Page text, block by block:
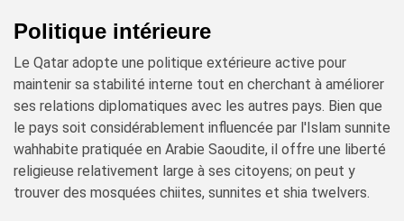
Politique intérieure
Le Qatar adopte une politique extérieure active pour
maintenir sa stabilité interne tout en cherchant à améliorer
ses relations diplomatiques avec les autres pays. Bien que
le pays soit considérablement influencée par l'Islam sunnite
wahhabite pratiquée en Arabie Saoudite, il offre une liberté
religieuse relativement large à ses citoyens; on peut y
trouver des mosquées chiites, sunnites et shia twelvers.